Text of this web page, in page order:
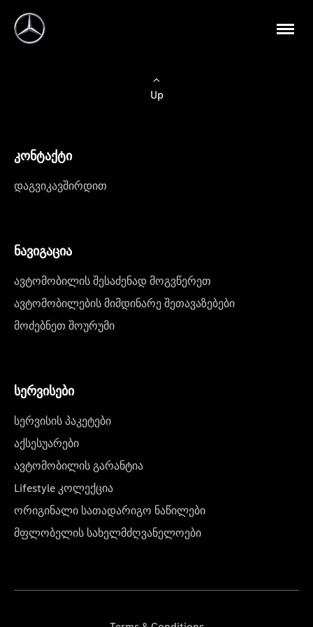
Up
კონტაქტი
დაგვიკავშირდით
ნავიგაცია
ავტომობილის შესაძენად მოგვწერეთ
ავტომობილების მიმდინარე შეთავაზებები
მოძებნეთ შოურუმი
სერვისები
სერვისის პაკეტები
აქსესუარები
ავტომობილის გარანტია
Lifestyle კოლექცია
ორიგინალი სათადარიგო ნაწილები
მფლობელის სახელმძღვანელოები